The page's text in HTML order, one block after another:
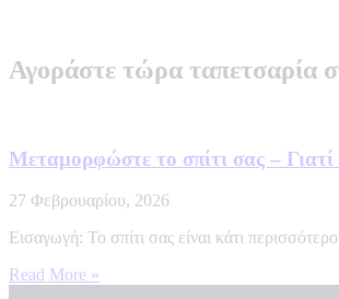
Αγοράστε τώρα ταπετσαρία
Μεταμορφώστε το σπίτι σας –
27 Φεβρουαρίου, 2026
Εισαγωγή: Το σπίτι σας είναι κάτι
Read More »